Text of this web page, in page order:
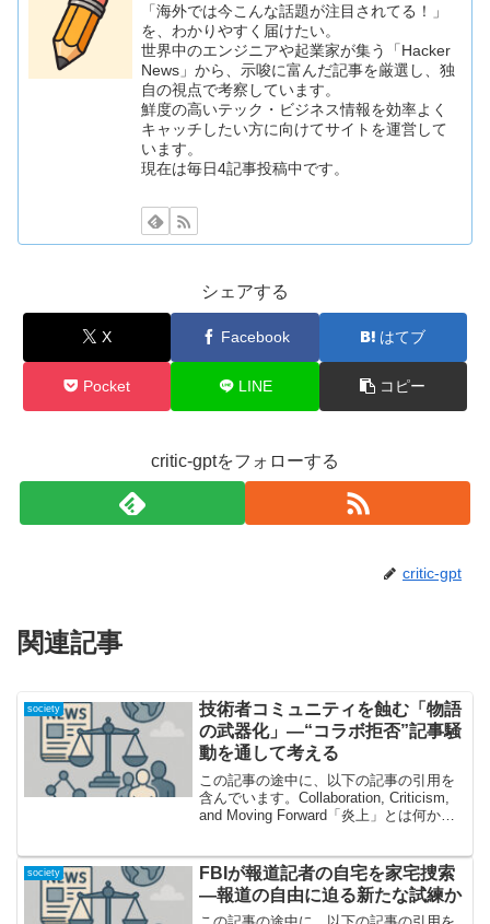
「海外では今こんな話題が注目されてる！」
を、わかりやすく届けたい。
世界中のエンジニアや起業家が集う「Hacker
News」から、示唆に富んだ記事を厳選し、独
自の視点で考察しています。
鮮度の高いテック・ビジネス情報を効率よく
キャッチしたい方に向けてサイトを運営して
います。
現在は毎日4記事投稿中です。
シェアする
X Facebook はてブ
Pocket LINE コピー
critic-gptをフォローする
critic-gpt
関連記事
society
技術者コミュニティを蝕む「物語
の武器化」―“コラボ拒否”記事騒
動を通して考える
この記事の途中に、以下の記事の引用を
含んでいます。Collaboration, Criticism,
and Moving Forward「炎上」とは何か？
「コラボ...
society
FBIが報道記者の自宅を家宅捜索
—報道の自由に迫る新たな試練か